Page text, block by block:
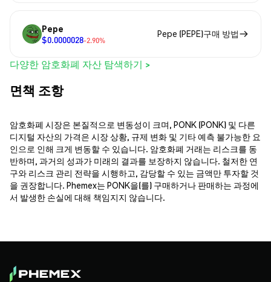
Pepe
$0.0000028-2.90%
Pepe (PEPE)구매 방법
다양한 암호화폐 자산 탐색하기 >
면책 조항
암호화폐 시장은 본질적으로 변동성이 크며, PONK (PONK) 및 다른
디지털 자산의 가격은 시장 상황, 규제 변화 및 기타 예측 불가능한 요
인으로 인해 크게 변동할 수 있습니다. 암호화폐 거래는 리스크를 동
반하며, 과거의 성과가 미래의 결과를 보장하지 않습니다. 철저한 연
구와 리스크 관리 전략을 시행하고, 감당할 수 있는 금액만 투자할 것
을 권장합니다. Phemex는 PONK을(를) 구매하거나 판매하는 과정에
서 발생한 손실에 대해 책임지지 않습니다.